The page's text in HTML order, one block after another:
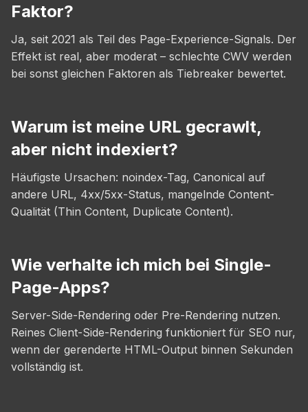
Faktor?
Ja, seit 2021 als Teil des Page-Experience-Signals. Der
Effekt ist real, aber moderat – schlechte CWV werden
bei sonst gleichen Faktoren als Tiebreaker bewertet.
Warum ist meine URL gecrawlt,
aber nicht indexiert?
Häufigste Ursachen: noindex-Tag, Canonical auf
andere URL, 4xx/5xx-Status, mangelnde Content-
Qualität (Thin Content, Duplicate Content).
Wie verhalte ich mich bei Single-
Page-Apps?
Server-Side-Rendering oder Pre-Rendering nutzen.
Reines Client-Side-Rendering funktioniert für SEO nur,
wenn der gerenderte HTML-Output binnen Sekunden
vollständig ist.